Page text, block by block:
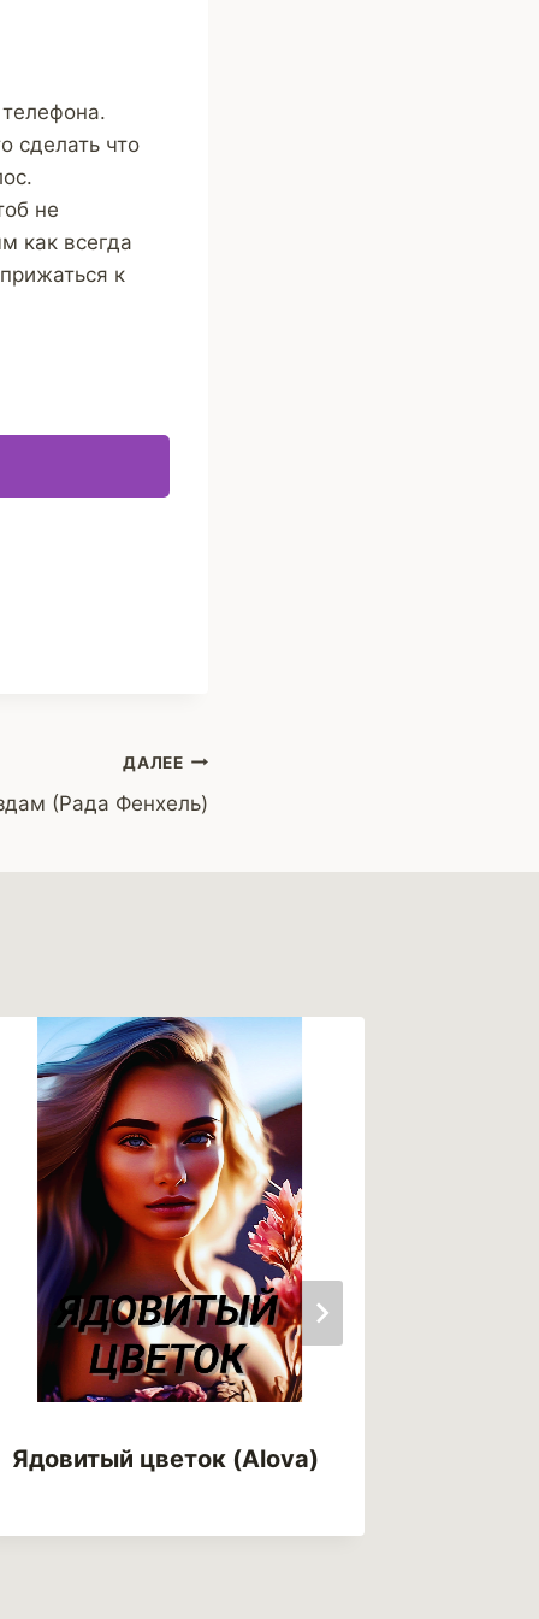
сделать что
не
как всегда
к
ДАЛЕЕ
(Рада Фенхель)
Ядовитый цветок (Alova)